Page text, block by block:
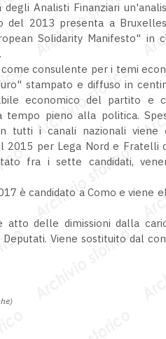
Analisti Finanziari
2013 presenta a
Solidarity Manifesto" in
consulente per i temi
stampato e diffuso in
economico del partito e
tempo pieno alla politica.
tutti i canali nazionali viene
2015 per Lega Nord e Fratelli
fra i sette candidati,
è candidato a Como e viene
delle dimissioni dalla
Viene sostituito dal